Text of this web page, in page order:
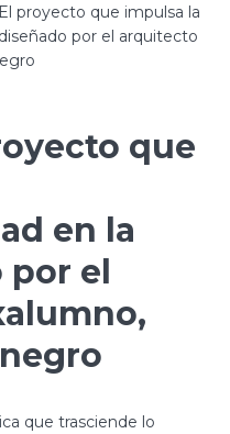
proyecto que impulsa la
por el arquitecto
que
en la
por el
que trasciende lo